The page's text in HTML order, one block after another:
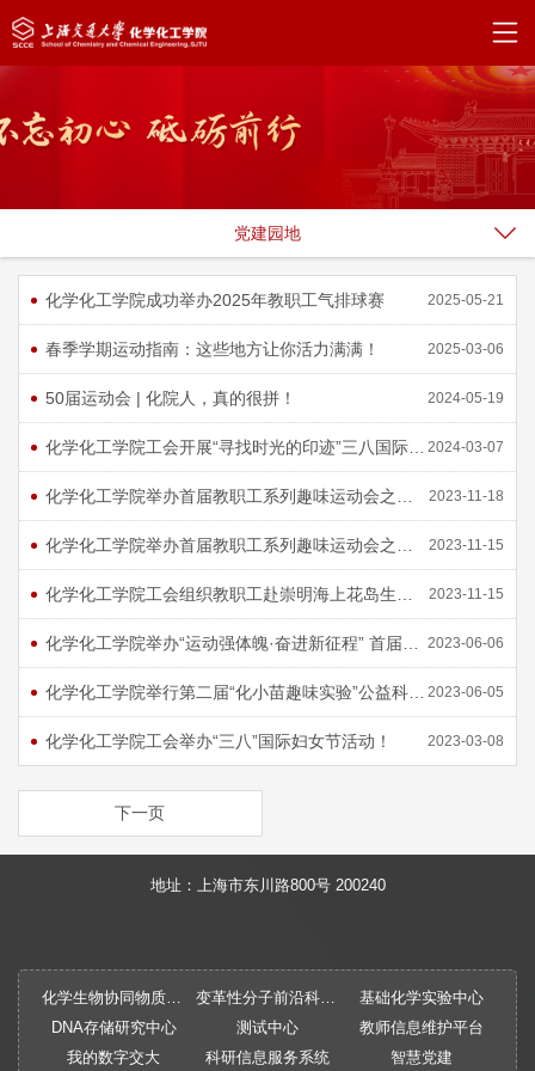
党建园地
化学化工学院成功举办2025年教职工气排球赛 2025-05-21
春季学期运动指南：这些地方让你活力满满！ 2025-03-06
50届运动会 | 化院人，真的很拼！ 2024-05-19
化学化工学院工会开展“寻找时光的印迹”三八国际妇女节活动 2024-03-07
化学化工学院举办首届教职工系列趣味运动会之羽毛球交流赛 2023-11-18
化学化工学院举办首届教职工系列趣味运动会之乒乓球交流赛 2023-11-15
化学化工学院工会组织教职工赴崇明海上花岛生态园开展看上海主题活动 2023-11-15
化学化工学院举办“运动强体魄·奋进新征程” 首届教职工系列趣味运动会 2023-06-06
化学化工学院举行第二届“化小苗趣味实验”公益科普活动 2023-06-05
化学化工学院工会举办“三八”国际妇女节活动！ 2023-03-08
下一页
地址：上海市东川路800号 200240
化学生物协同物质创制全国重点实验室 变革性分子前沿科学中心
基础化学实验中心
DNA存储研究中心
测试中心
教师信息维护平台
我的数字交大
科研信息服务系统 智慧党建